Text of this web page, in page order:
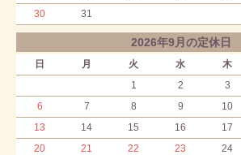
30
31
2026年9月の定休日
日 月 火 水 木
1
2 3
6
7 8 9 10
13
14 15 16 17
20
21 22 23 24